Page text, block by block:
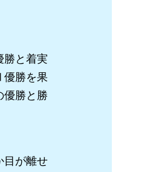
勝と着実
優勝を果
優勝と勝
目が離せ